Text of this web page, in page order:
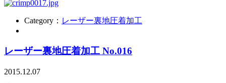
Category： レーザー裏地圧着加工
レーザー裏地圧着加工 No.016
2015.12.07